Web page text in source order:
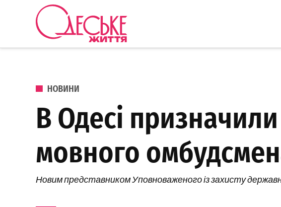
Перейти до вмісту
ОПУБЛІКОВАНО В
НОВИНИ
В Одесі
мовного
Новим представником Уповноваженого із захисту